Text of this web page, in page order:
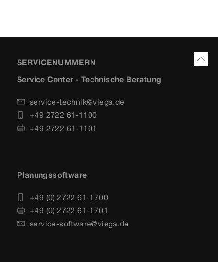
SERVICENUMMERN
Service Center - Technische Beratung
service-technik@viega.de
+49 2722 61-1100
+49 2722 61-1101
Planungssoftware
+49 (0) 2722 61-1700
+49 (0) 2722 61-1701
service-software@viega.de